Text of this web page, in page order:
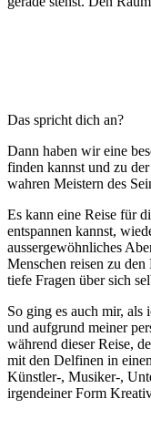
Das spricht dich an?
Dann haben wir eine
finden kannst und zu
wahren Meistern des
Es kann eine Reise für
entspannen kannst,
aussergewöhnliches
Menschen reisen zu
tiefe Fragen über sich
So ging es auch mir, als
und aufgrund meiner
während dieser Reise,
mit den Delfinen in
Künstler-, Musiker-,
irgendeiner Form